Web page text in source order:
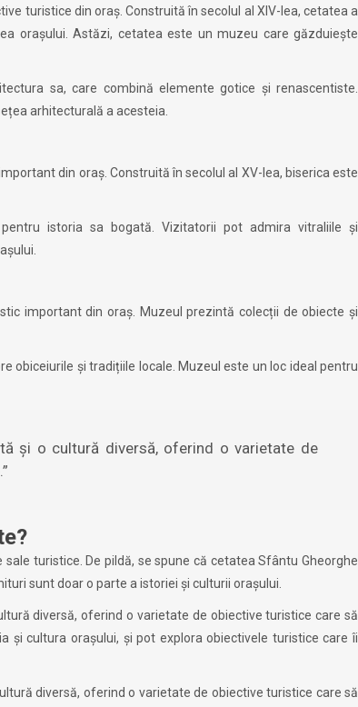
turistice din oraș. Construită în secolul al XIV-lea, cetatea a
orașului. Astăzi, cetatea este un muzeu care găzduiește
sa, care combină elemente gotice și renascentiste.
arhitecturală a acesteia.
din oraș. Construită în secolul al XV-lea, biserica este
istoria sa bogată. Vizitatorii pot admira vitraliile și
important din oraș. Muzeul prezintă colecții de obiecte și
obiceiurile și tradițiile locale. Muzeul este un loc ideal pentru
și o cultură diversă, oferind o varietate de
turistice. De pildă, se spune că cetatea Sfântu Gheorghe
sunt doar o parte a istoriei și culturii orașului.
diversă, oferind o varietate de obiective turistice care să
cultura orașului, și pot explora obiectivele turistice care îi
diversă, oferind o varietate de obiective turistice care să